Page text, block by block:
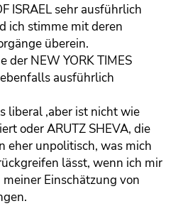
ISRAEL sehr ausführlich
ich stimme mit deren
überein.
der NEW YORK TIMES
ausführlich
liberal ,aber ist nicht wie
oder ARUTZ SHEVA, die
eher unpolitisch, was mich
lässt, wenn ich mir
Einschätzung von